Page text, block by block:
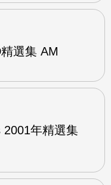
選集 AM
2001年精選集